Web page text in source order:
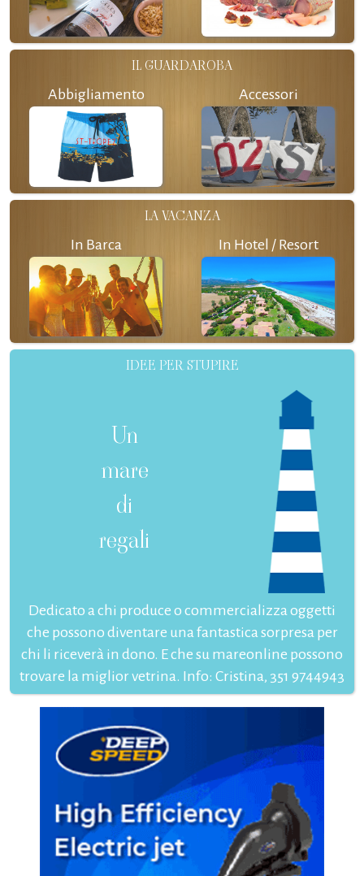
IL GUARDAROBA
Abbigliamento Accessori
LA VACANZA
In Barca In Hotel / Resort
IDEE PER STUPIRE
Un
mare
di
regali
Dedicato a chi produce o commercializza oggetti
che possono diventare una fantastica sorpresa per
chi li riceverà in dono. E che su mareonline possono
trovare la miglior vetrina. Info: Cristina, 351 9744943